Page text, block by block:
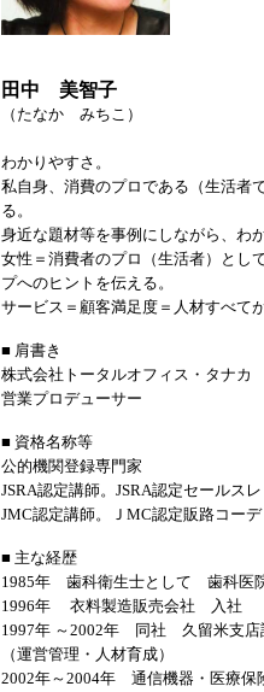
田中 美智子
（たなか みちこ）
わかりやすさ。
私自身、消費のプロである（生活者
る。
身近な題材等を事例にしながら、わ
女性＝消費者のプロ（生活者）とし
プへのヒントを伝える。
サービス＝顧客満足度＝人材すべて
■ 肩書き
株式会社トータルオフィス・タナ
営業プロデューサー
■ 資格名称等
公的機関登録専門家
JSRA認定講師。JSRA認定セールス
JMC認定講師。ＪMC認定販路コー
■ 主な経歴
1985年 歯科衛生士として 歯科医
1996年 衣料製造販売会社 入社
1997年 ～2002年 同社 久留米支
（運営管理・人材育成）
2002年～2004年 通信機器・医療